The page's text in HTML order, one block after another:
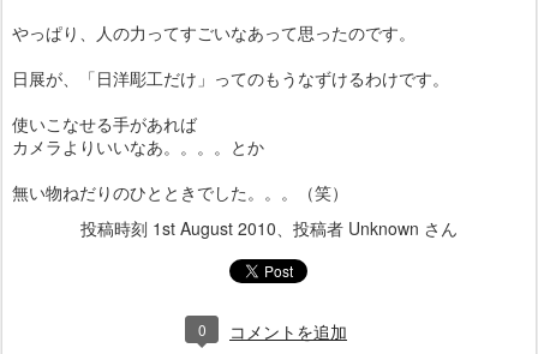
やっぱり、人の力ってすごいなあって思ったのです。
日展が、「日洋彫工だけ」ってのもうなずけるわけです。
使いこなせる手があれば
カメラよりいいなあ。。。。とか
無い物ねだりのひとときでした。。。（笑）
投稿時刻 1st August 2010、投稿者 Unknown さん
0 コメントを追加